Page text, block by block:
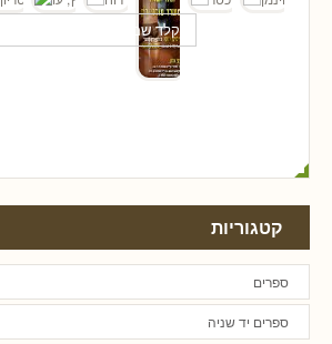
קטגוריות
ספרים
ספרים יד שניה